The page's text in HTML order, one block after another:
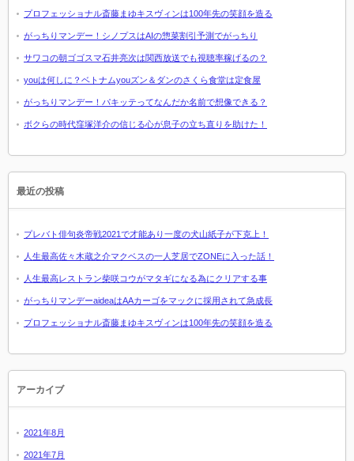
プロフェッショナル斎藤まゆキスヴィンは100年先の笑顔を造る
がっちりマンデー！シノプスはAIの惣菜割引予測でがっちり
サワコの朝ゴゴスマ石井亮次は関西放送でも視聴率稼げるの？
youは何しに？ベトナムyouズン＆ダンのさくら食堂は定食屋
がっちりマンデー！パキッテってなんだか名前で想像できる？
ボクらの時代窪塚洋介の信じる心が息子の立ち直りを助けた！
最近の投稿
プレバト俳句炎帝戦2021で才能あり一度の犬山紙子が下克上！
人生最高佐々木蔵之介マクベスの一人芝居でZONEに入った話！
人生最高レストラン柴咲コウがマタギになる為にクリアする事
がっちりマンデーaideaはAAカーゴをマックに採用されて急成長
プロフェッショナル斎藤まゆキスヴィンは100年先の笑顔を造る
アーカイブ
2021年8月
2021年7月